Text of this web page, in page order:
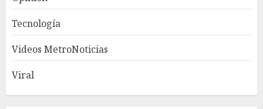
Tecnología
Videos MetroNoticias
Viral